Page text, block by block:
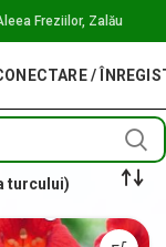
Freziilor, Zalău
/
turcului)